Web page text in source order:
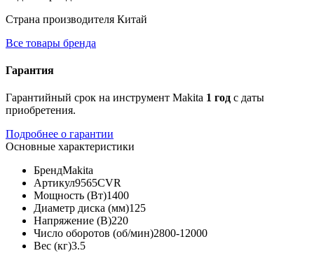
Страна производителя Китай
Все товары бренда
Гарантия
Гарантийный срок на инструмент Makita 1 год с даты
приобретения.
Подробнее о гарантии
Основные характеристики
БрендMakita
Артикул9565CVR
Мощность (Вт)1400
Диаметр диска (мм)125
Напряжение (В)220
Число оборотов (об/мин)2800-12000
Вес (кг)3.5